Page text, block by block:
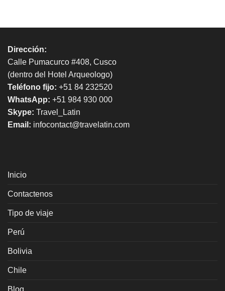
Dirección:
Calle Pumacurco #408, Cusco
(dentro del Hotel Arqueologo)
Teléfono fijo: +51 84 232520
WhatsApp: +51 984 930 000
Skype: Travel_Latin
Email: infocontact@travelatin.com
Inicio
Contactenos
Tipo de viaje
Perú
Bolivia
Chile
Blog